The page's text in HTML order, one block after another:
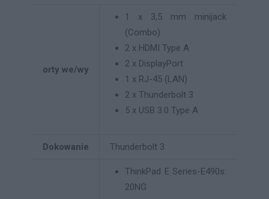
orty we/wy
1 x 3,5 mm minijack
(Combo)
2 x HDMI Type A
2 x DisplayPort
1 x RJ-45 (LAN)
2 x Thunderbolt 3
5 x USB 3.0 Type A
Dokowanie Thunderbolt 3
ThinkPad E Series-E490s:
20NG